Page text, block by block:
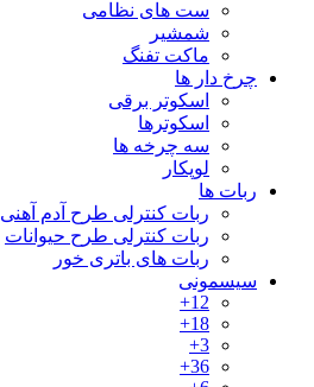
ست های نظامی
شمشیر
ماکت تفنگ
چرخ دار ها
اسکوتر برقی
اسکوترها
سه چرخه ها
لوپکار
ربات ها
ربات کنترلی طرح آدم آهنی
ربات کنترلی طرح حیوانات
ربات های باتری خور
سیسمونی
12+
18+
3+
36+